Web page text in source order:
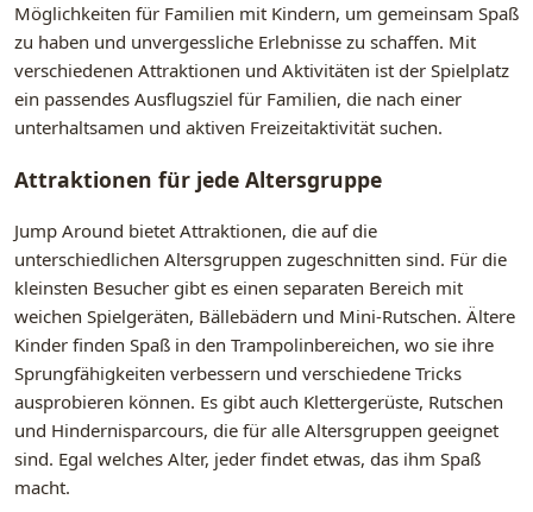
Möglichkeiten für Familien mit Kindern, um gemeinsam Spaß
zu haben und unvergessliche Erlebnisse zu schaffen. Mit
verschiedenen Attraktionen und Aktivitäten ist der Spielplatz
ein passendes Ausflugsziel für Familien, die nach einer
unterhaltsamen und aktiven Freizeitaktivität suchen.
Attraktionen für jede Altersgruppe
Jump Around bietet Attraktionen, die auf die
unterschiedlichen Altersgruppen zugeschnitten sind. Für die
kleinsten Besucher gibt es einen separaten Bereich mit
weichen Spielgeräten, Bällebädern und Mini-Rutschen. Ältere
Kinder finden Spaß in den Trampolinbereichen, wo sie ihre
Sprungfähigkeiten verbessern und verschiedene Tricks
ausprobieren können. Es gibt auch Klettergerüste, Rutschen
und Hindernisparcours, die für alle Altersgruppen geeignet
sind. Egal welches Alter, jeder findet etwas, das ihm Spaß
macht.